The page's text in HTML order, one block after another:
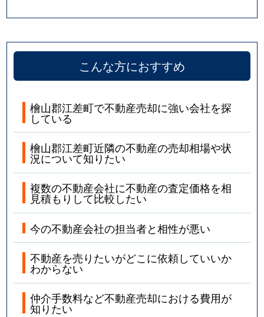
こんな方におすすめ
檜山郡江差町で不動産売却に強い会社を探
している
檜山郡江差町近隣の不動産の売却相場や状
況について知りたい
複数の不動産会社に不動産の査定価格を相
見積もりして比較したい
今の不動産会社の担当者と相性が悪い
不動産を売りたいがどこに依頼していいか
わからない
仲介手数料など不動産売却における費用が
知りたい